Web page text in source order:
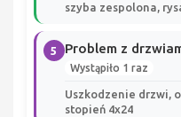
szyba zespolona,
5 Problem z
Wystąpiło 1 raz
Uszkodzenie drzwi,
stopień 4x24